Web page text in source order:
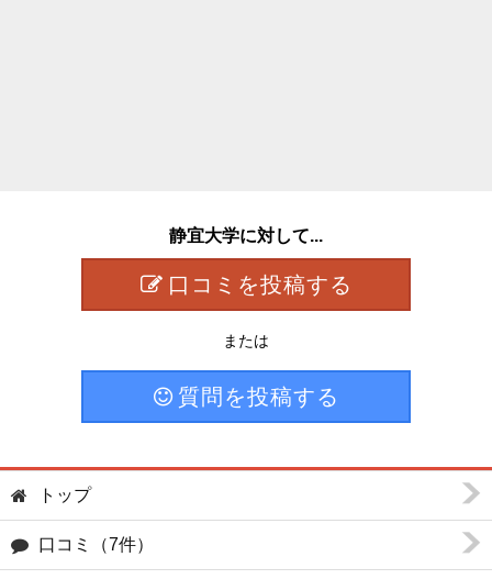
静宜大学に対して...
口コミを投稿する
または
質問を投稿する
トップ
口コミ（7件）